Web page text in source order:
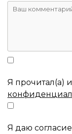
Я прочитал(а)
Я даю